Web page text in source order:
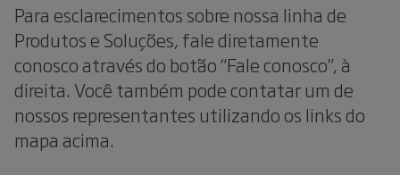
Para esclarecimentos sobre nossa linha de
Produtos e Soluções, fale diretamente
conosco através do botão “Fale conosco”, à
direita. Você também pode contatar um de
nossos representantes utilizando os links do
mapa acima.